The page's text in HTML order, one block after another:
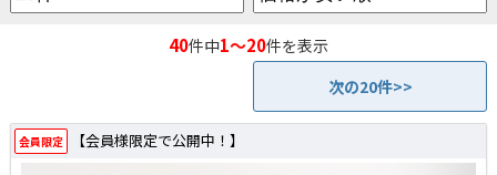
40件中1～20件を表示
次の20件>>
会員限定 【会員様限定で公開中！】